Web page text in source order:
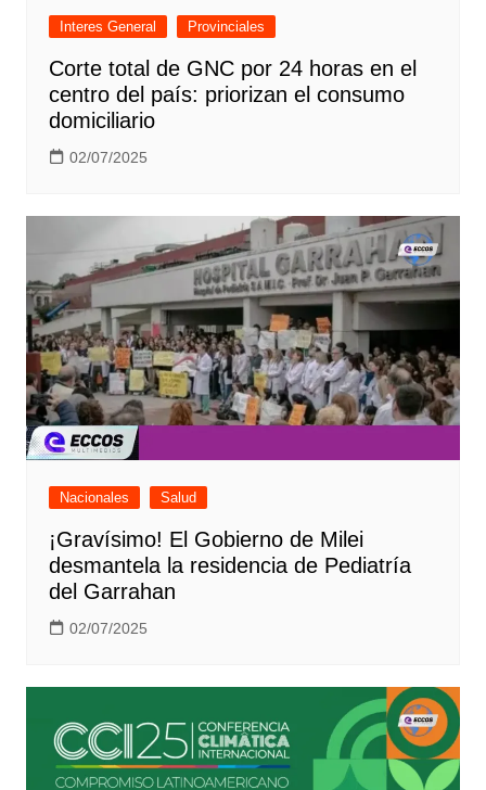
Interes General Provinciales
Corte total de GNC por 24 horas en el
centro del país: priorizan el consumo
domiciliario
02/07/2025
Nacionales Salud
¡Gravísimo! El Gobierno de Milei
desmantela la residencia de Pediatría
del Garrahan
02/07/2025